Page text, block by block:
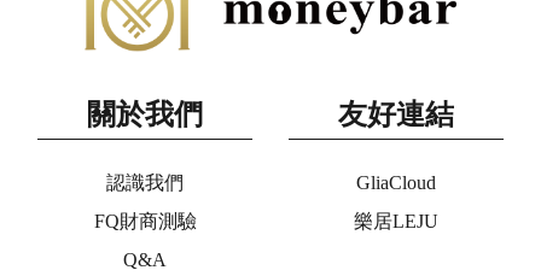
關於我們
認識我們
FQ財商測驗
Q&A
友好連結
GliaCloud
樂居LEJU